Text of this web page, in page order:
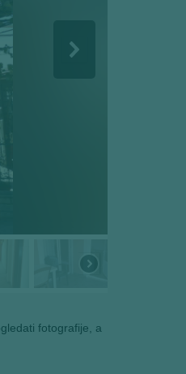
fotografije, a